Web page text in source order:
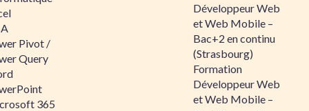
Pivot /
Query
365
Développeur Web
et Web Mobile –
Bac+2 en continu
(Strasbourg)
Formation
Développeur Web
et Web Mobile –